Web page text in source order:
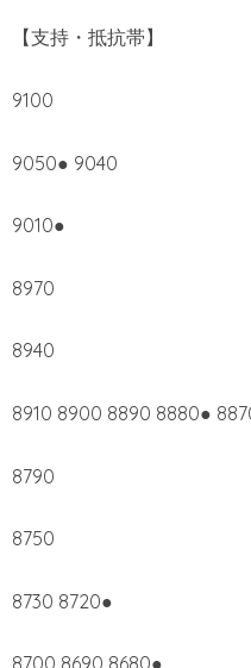
【支持・抵抗帯】
9100
9050● 9040
9010●
8970
8940
8910 8900 8890 8880●
8790
8750
8730 8720●